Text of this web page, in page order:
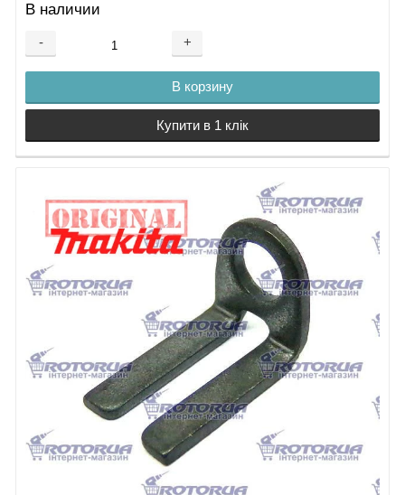
В наличии
- +
В корзину
Купити в 1 клік